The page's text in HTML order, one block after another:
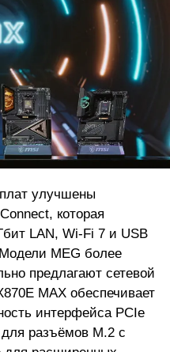
улучшены
которая
LAN, Wi-Fi 7 и USB
MEG более
предлагают сетевой
MAX обеспечивает
интерфейса PCIe
для разъёмов M.2 с